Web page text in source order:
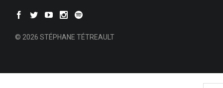
© 2026 STÉPHANE TÉTREAULT